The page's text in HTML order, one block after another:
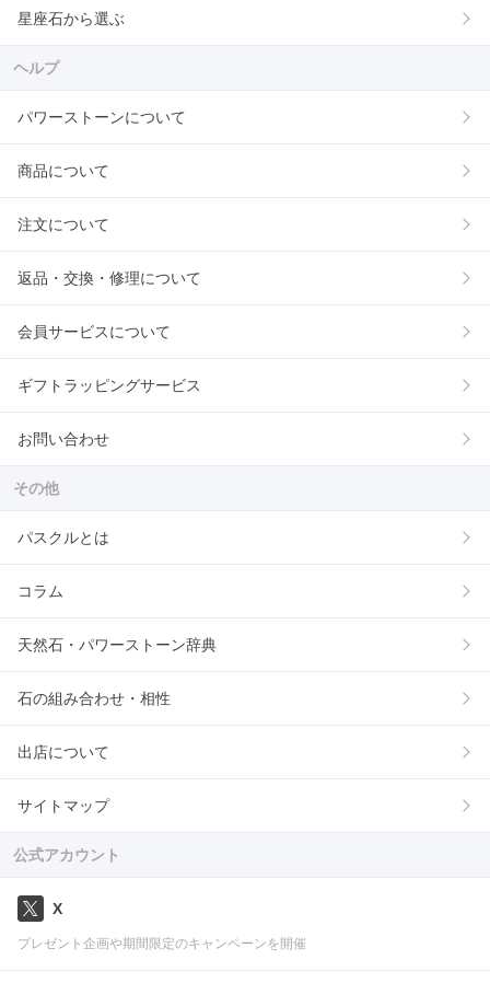
星座石から選ぶ
ヘルプ
パワーストーンについて
商品について
注文について
返品・交換・修理について
会員サービスについて
ギフトラッピングサービス
お問い合わせ
その他
パスクルとは
コラム
天然石・パワーストーン辞典
石の組み合わせ・相性
出店について
サイトマップ
公式アカウント
X
プレゼント企画や期間限定のキャンペーンを開催